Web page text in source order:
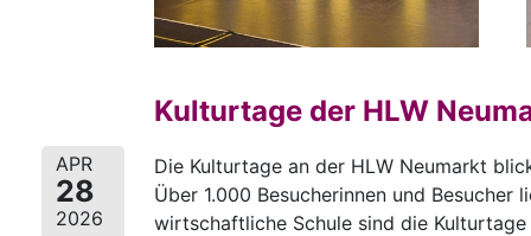
APR
28
2026
Kulturtage der HLW
Die Kulturtage an der HLW Neumarkt
Über 1.000 Besucherinnen und
wirtschaftliche Schule sind die